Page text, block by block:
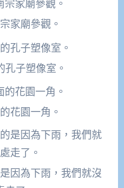
家廟參觀。
子塑像室。
花園一角。
因為下雨，我們就沒